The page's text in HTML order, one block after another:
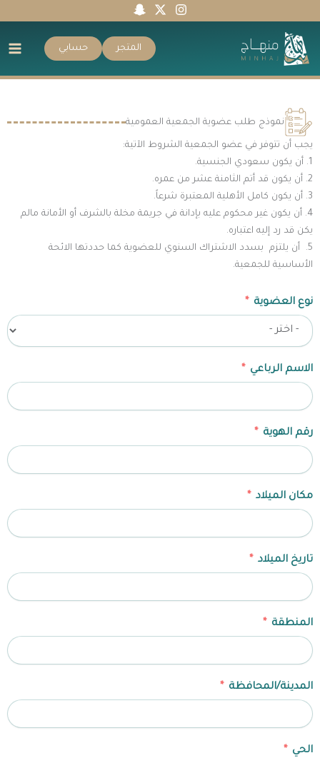
المحتوى
المتجر حسابي
نموذج طلب عضوية الجمعية العمومية
يجب أن تتوفر في عضو الجمعية الشروط الآتية:
1. أن يكون سعودي الجنسية.
2. أن يكون قد أتم الثامنة عشر من عمره.
3. أن يكون كامل الأهلية المعتبرة شرعاً.
4. أن يكون غير محكوم عليه بإدانة في جريمة مخلة بالشرف أو الأمانة مالم
يكن قد رد إليه اعتباره.
5. أن يلتزم بسدد الاشتراك السنوي للعضوية كما حددتها الائحة
الأساسية للجمعية.
نوع العضوية
الاسم الرباعي
رقم الهوية
مكان الميلاد
تاريخ الميلاد
المنطقة
المدينة/المحافظة
الحي